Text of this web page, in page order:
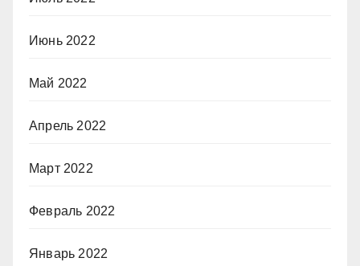
Июнь 2022
Май 2022
Апрель 2022
Март 2022
Февраль 2022
Январь 2022